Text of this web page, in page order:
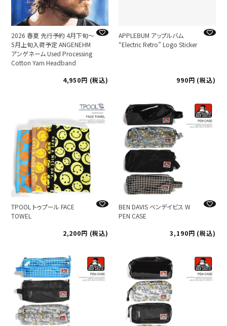
2026 春夏 先行予約 4月下旬～
5月上旬入荷予定 ANGENEHM
アンゲネーム Used Processing
Cotton Yarn Headband
4,950
税込
APPLEBUM アップルバム
“Electric Retro” Logo Sticker
990 税込
TPOOL トゥプール FACE
TOWEL
2,200
税込
BEN DAVIS ベンデイビス W
PEN CASE
3,190
税込